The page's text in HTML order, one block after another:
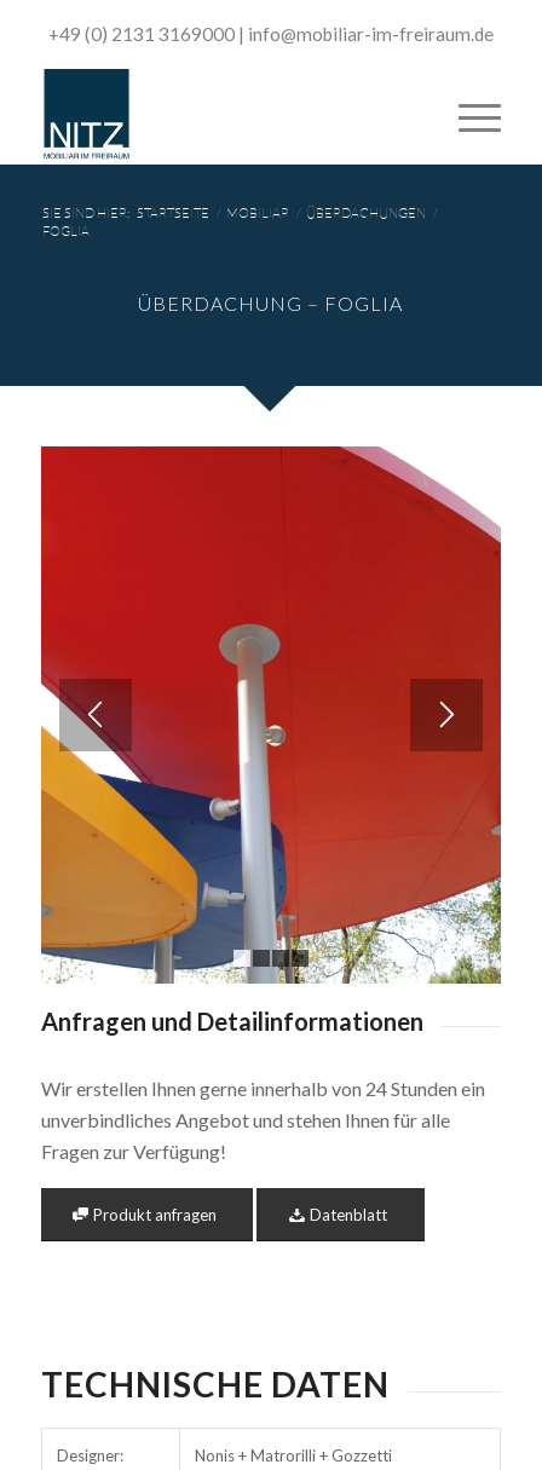
+49 (0) 2131 3169000| ­info@mobiliar-im-freiraum.de
SIE SIND HIER: STARTSEITE / MOBILIAR / ÜBERDACHUNGEN /
FOGLIA
ÜBERDACHUNG – FOGLIA
1 2 3 4
Anfragen und Detailinformationen
Wir erstellen Ihnen gerne innerhalb von 24 Stunden ein
unverbindliches Angebot und stehen Ihnen für alle
Fragen zur Verfügung!
Produkt anfragen Datenblatt
TECHNISCHE DATEN
Designer: Nonis + Matrorilli + Gozzetti